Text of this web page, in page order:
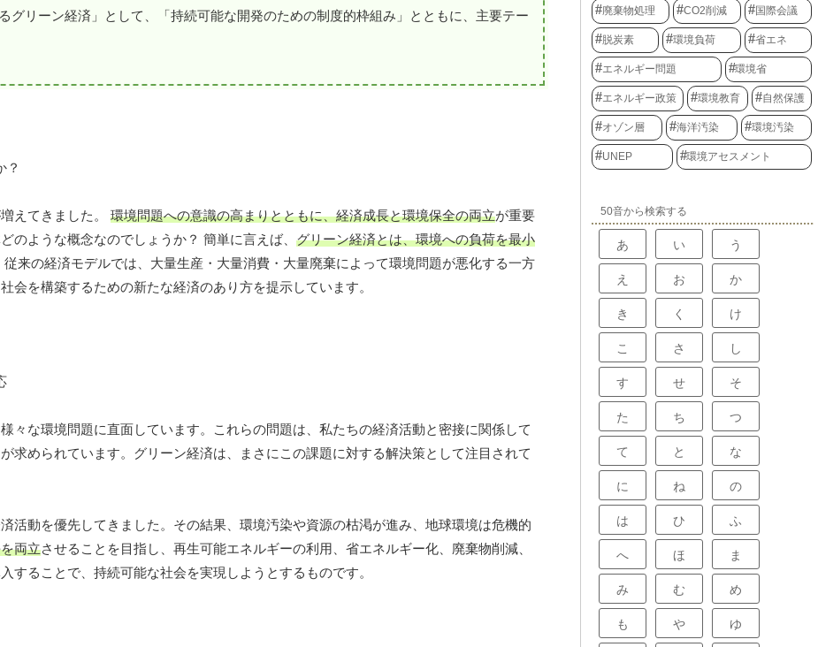
グリーン経済」として、「持続可能な開発のための制度的枠組み」とともに、主要テー
えてきました。 環境問題への意識の高まりとともに、経済成長と環境保全の両立が重要
のような概念なのでしょうか？ 簡単に言えば、 グリーン経済とは、環境への負荷を最小
従来の経済モデルでは、大量生産・大量消費・大量廃棄によって環境問題が悪化する一方
を構築するための新たな経済のあり方を提示しています。
々な環境問題に直面しています。これらの問題は、私たちの経済活動と密接に関係して
求められています。グリーン経済は、まさにこの課題に対する解決策として注目されて
活動を優先してきました。その結果、環境汚染や資源の枯渇が進み、地球環境は危機的
両立させることを目指し、再生可能エネルギーの利用、省エネルギー化、廃棄物削減、
することで、持続可能な社会を実現しようとするものです。
廃棄物処理 CO2削減 国際会議
脱炭素 環境負荷 省エネ
エネルギー問題 環境省
エネルギー政策 環境教育 自然保護
オゾン層 海洋汚染 環境汚染
UNEP 環境アセスメント
50音から検索する
あ い う
え お か
き く け
こ さ し
す せ そ
た ち つ
て と な
に ね の
は ひ ふ
へ ほ ま
み む め
も や ゆ